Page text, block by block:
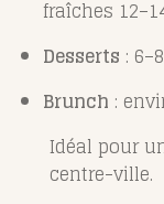
fraîches
Desserts :
Brunch :
Idéal pour
centre-ville.